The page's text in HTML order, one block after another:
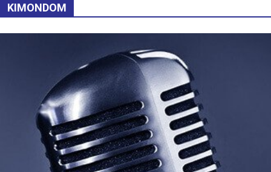
KIMONDOM